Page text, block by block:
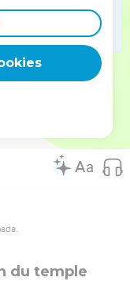
de fois j’ai voulu
rassemble ses
pas voulu !
déserte
désormais,
du temple